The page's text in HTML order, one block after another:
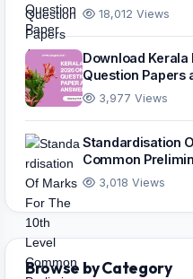
18,012 Views
Download Kerala
Question Papers
3,977 Views
Standardisation
Common
3,018 Views
Browse by Category